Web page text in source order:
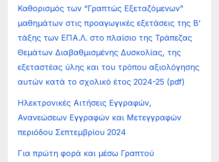
Καθορισμός των “Γραπτώς Εξεταζόμενων”
μαθημάτων στις προαγωγικές εξετάσεις της Β’
τάξης των ΕΠΑ.Λ. στο πλαίσιο της Τράπεζας
Θεμάτων Διαβαθμισμένης Δυσκολίας, της
εξεταστέας ύλης και του τρόπου αξιολόγησης
αυτών κατά το σχολικό έτος 2024-25 (pdf)
Ηλεκτρονικές Αιτήσεις Εγγραφών,
Ανανεώσεων Εγγραφών και Μετεγγραφών
περιόδου Σεπτεμβρίου 2024
Για πρώτη φορά και μέσω Γραπτού